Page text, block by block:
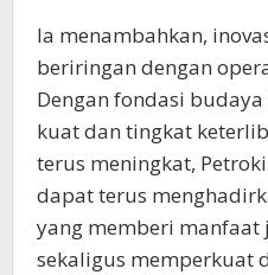
Ia menambahkan,
beriringan dengan
Dengan fondasi
kuat dan tingkat
terus meningkat,
dapat terus
yang memberi manfaat
sekaligus memperkuat